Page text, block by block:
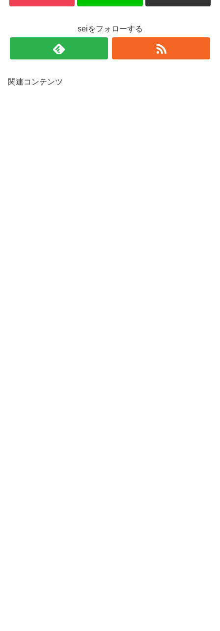
seiをフォローする
関連コンテンツ